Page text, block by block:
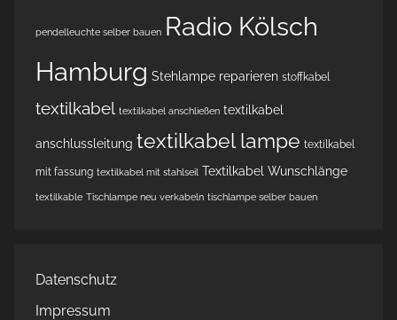
pendelleuchte selber bauen Radio Kölsch
Hamburg Stehlampe reparieren stoffkabel
textilkabel textilkabel anschließen textilkabel
anschlussleitung textilkabel lampe textilkabel
mit fassung textilkabel mit stahlseil Textilkabel Wunschlänge
textilkable Tischlampe neu verkabeln tischlampe selber bauen
Datenschutz
Impressum